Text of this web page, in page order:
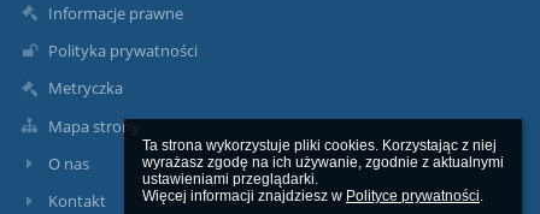
Ta strona wykorzystuje pliki cookies. Korzystając z niej
wyrażasz zgodę na ich używanie, zgodnie z aktualnymi
ustawieniami przeglądarki.
Więcej informacji znajdziesz w Polityce prywatności.
Informacje prawne
Polityka prywatności
Metryczka
Mapa strony
O nas
Kontakt